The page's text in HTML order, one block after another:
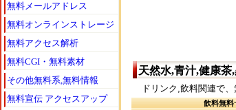
天然水,青汁,健康
ドリンク,飲料関連で、
飲料無料
無料メールアドレス
無料オンラインストレージ
無料アクセス解析
無料CGI・無料素材
その他無料系,無料情報
無料宣伝 アクセスアップ